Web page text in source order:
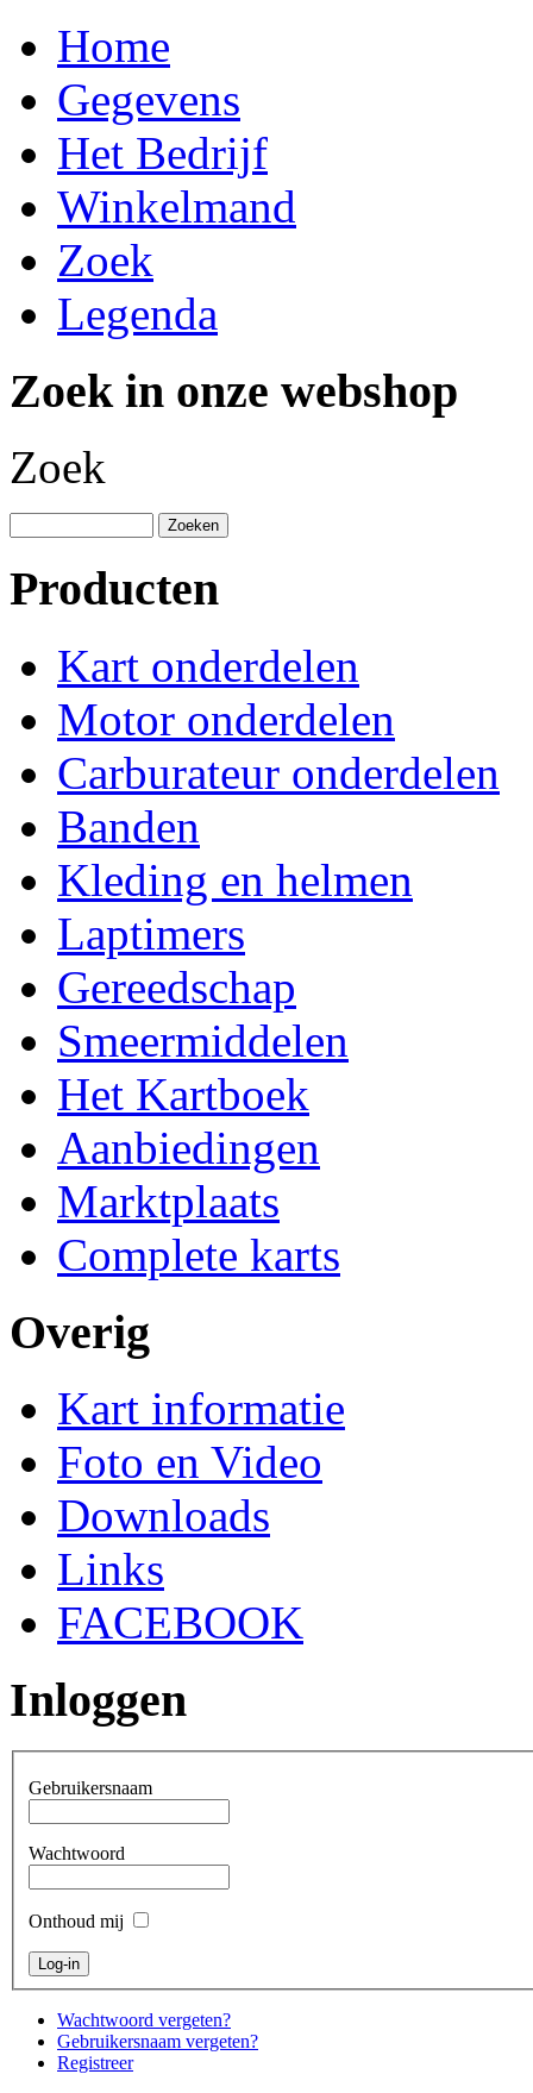
Home
Gegevens
Het Bedrijf
Winkelmand
Zoek
Legenda
Zoek in onze webshop
Zoek
Producten
Kart onderdelen
Motor onderdelen
Carburateur onderdelen
Banden
Kleding en helmen
Laptimers
Gereedschap
Smeermiddelen
Het Kartboek
Aanbiedingen
Marktplaats
Complete karts
Overig
Kart informatie
Foto en Video
Downloads
Links
FACEBOOK
Inloggen
Gebruikersnaam
Wachtwoord
Onthoud mij
Wachtwoord vergeten?
Gebruikersnaam vergeten?
Registreer